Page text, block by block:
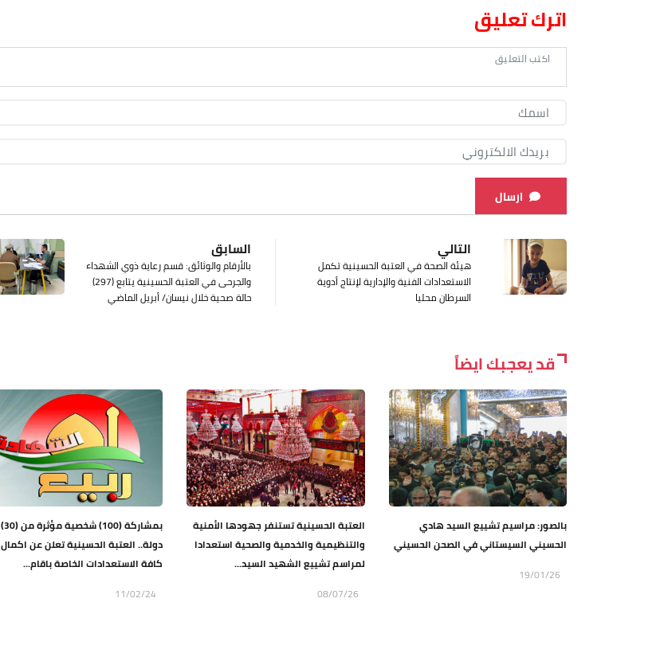
اترك تعليق
ارسال
السابق
بالأرقام والوثائق: قسم رعاية ذوي الشهداء
والجرحى في العتبة الحسينية يتابع (297)
حالة صحية خلال نيسان/ أبريل الماضي
التالي
هيئة الصحة في العتبة الحسينية تكمل
الاستعدادات الفنية والإدارية لإنتاج أدوية
السرطان محليا
قد يعجبك ايضاً
بالصور: مراسيم تشييع السيد هادي
الحسيني السيستاني في الصحن الحسيني
19/01/26
العتبة الحسينية تستنفر جهودها الأمنية
والتنظيمية والخدمية والصحية استعدادا
لمراسم تشييع الشهيد السيد...
08/07/26
بمشاركة (100) شخصية مؤثرة من (30)
دولة.. العتبة الحسينية تعلن عن اكمال
كافة الاستعدادات الخاصة باقام...
11/02/24